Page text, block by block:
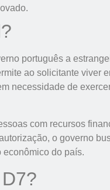
português a
ao solicitante viver
necessidade de
com recursos
o governo
econômico do país.